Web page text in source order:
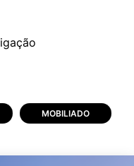
MOBILIADO